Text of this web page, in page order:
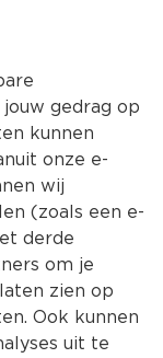
Kies jouw
Producten
gedrag op
kunnen
onze e-
wij
(zoals een e-
derde
om je
zien op
Ook kunnen
uit te